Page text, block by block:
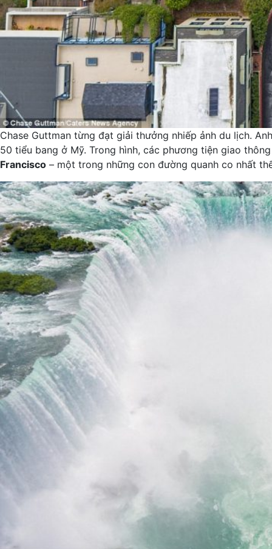
Chase Guttman từng đạt giải thưởng nhiếp ảnh du lịch.
50 tiểu bang ở Mỹ. Trong hình, các phương tiện giao
Francisco – một trong những con đường quanh co nhất